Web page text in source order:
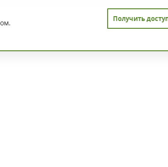
Получить